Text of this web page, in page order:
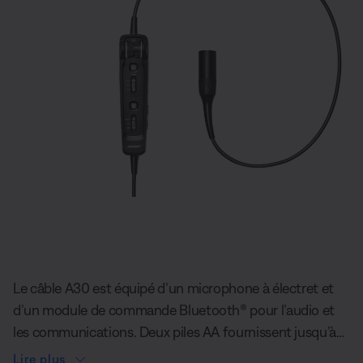
Le câble A30 est équipé d’un microphone à électret et
d’un module de commande Bluetooth® pour l’audio et
les communications. Deux piles AA fournissent jusqu’à
25 heures avec Bluetooth et jusqu’à 45 heures
Lire plus